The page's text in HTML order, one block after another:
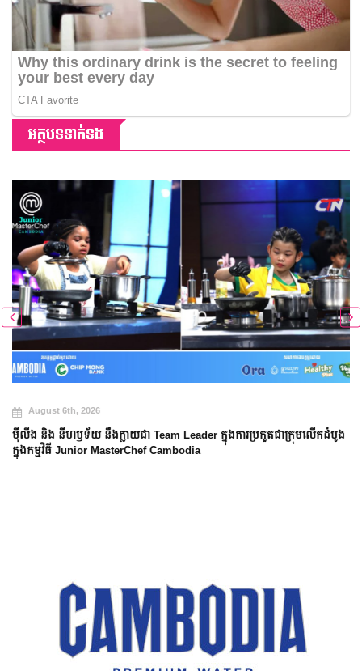
អត្ថបទទាក់ទង
August 6th, 2026
ម៉ីលីង និង នីហឫទ័យ នឹងក្លាយជា Team Leader ក្នុងការប្រកួតជាក្រុមលើកដំបូង
ក្នុងកម្មវិធី Junior MasterChef Cambodia